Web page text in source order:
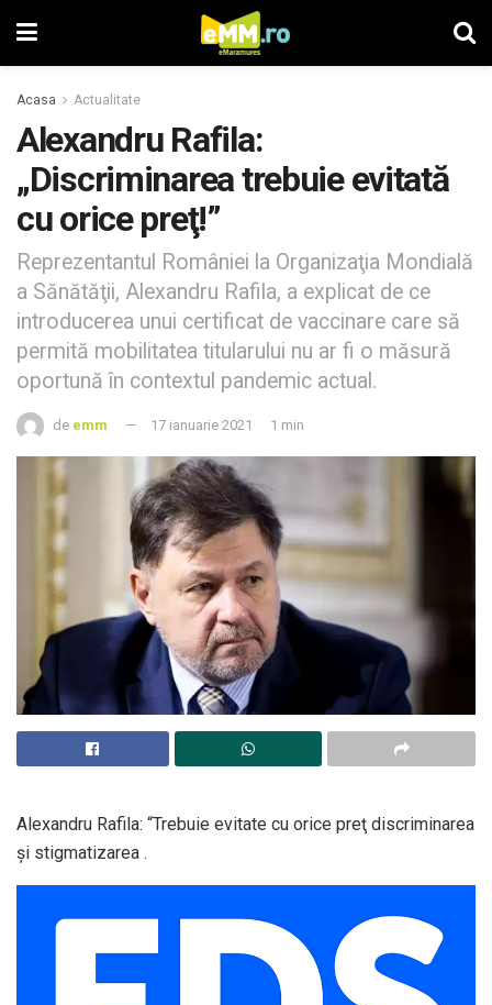
Acasa Actualitate
Alexandru Rafila:
„Discriminarea trebuie evitată
cu orice preţ!”
Reprezentantul României la Organizaţia Mondială
a Sănătăţii, Alexandru Rafila, a explicat de ce
introducerea unui certificat de vaccinare care să
permită mobilitatea titularului nu ar fi o măsură
oportună în contextul pandemic actual.
de emm 17 ianuarie 2021 1 min
Alexandru Rafila: “Trebuie evitate cu orice preţ discriminarea
şi stigmatizarea .